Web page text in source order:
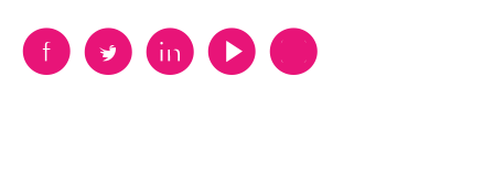
B A D F V